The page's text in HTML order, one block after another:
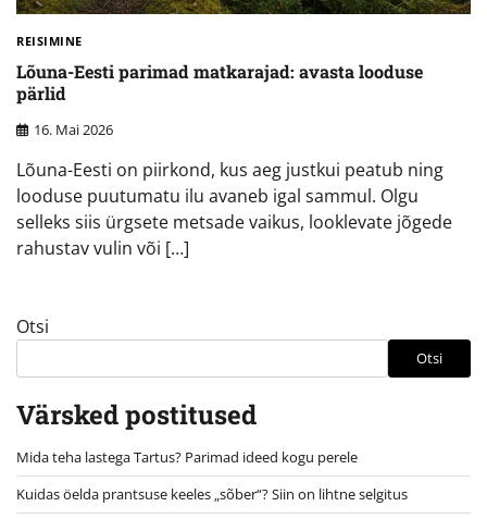
REISIMINE
Lõuna-Eesti parimad matkarajad: avasta looduse
pärlid
16. Mai 2026
Lõuna-Eesti on piirkond, kus aeg justkui peatub ning
looduse puutumatu ilu avaneb igal sammul. Olgu
selleks siis ürgsete metsade vaikus, looklevate jõgede
rahustav vulin või […]
Otsi
Otsi
Värsked postitused
Mida teha lastega Tartus? Parimad ideed kogu perele
Kuidas öelda prantsuse keeles „sõber“? Siin on lihtne selgitus